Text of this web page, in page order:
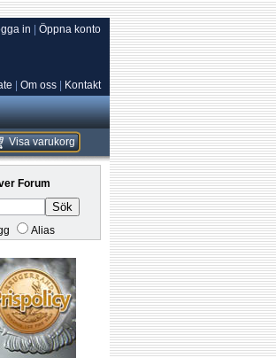
in Öppna konto
Om oss Kontakt
Visa varukorg
Forum
Sök
Alias